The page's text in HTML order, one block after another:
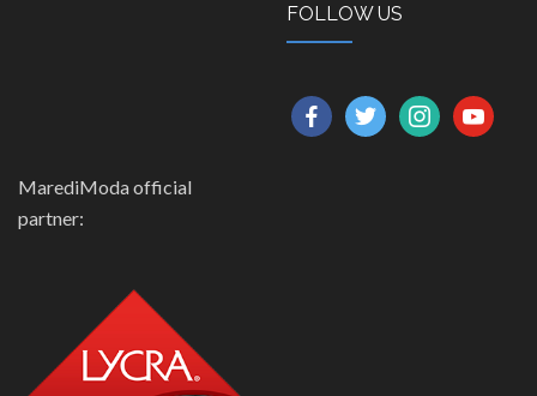
FOLLOW US
facebooktwitterinstagramyoutube
MarediModa official
partner: